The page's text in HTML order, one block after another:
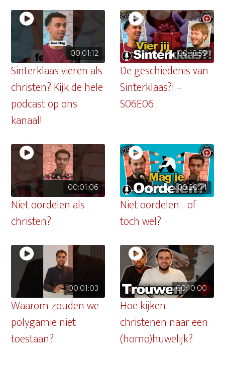
00:01:12
Sinterklaas vieren als
christen? Kijk de hele
podcast op ons
kanaal!
00:18:59
De geschiedenis van
Sinterklaas?! –
S06E06
00:01:06
Niet oordelen als
christen?
00:20:14
Niet oordelen… of
toch wel?
00:01:03
Waarom zouden we
polygamie niet
toestaan?
00:10:00
Hoe kijken
christenen naar een
(homo)huwelijk?